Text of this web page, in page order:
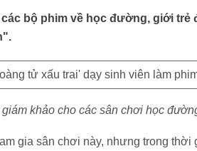
bộ phim về học đường, giới
khảo cho các sân chơi học
gia sân chơi này, nhưng trong thời